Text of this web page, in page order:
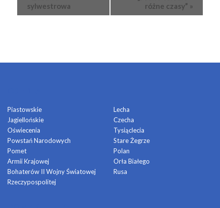
Nawigacja
sylwestrowa
różne czasy” »
Piastowskie
Jagiellońskie
Oświecenia
Powstań Narodowych
Pomet
Armii Krajowej
Bohaterów II Wojny Światowej
Rzeczypospolitej
Lecha
Czecha
Tysiąclecia
Stare Żegrze
Polan
Orła Białego
Rusa